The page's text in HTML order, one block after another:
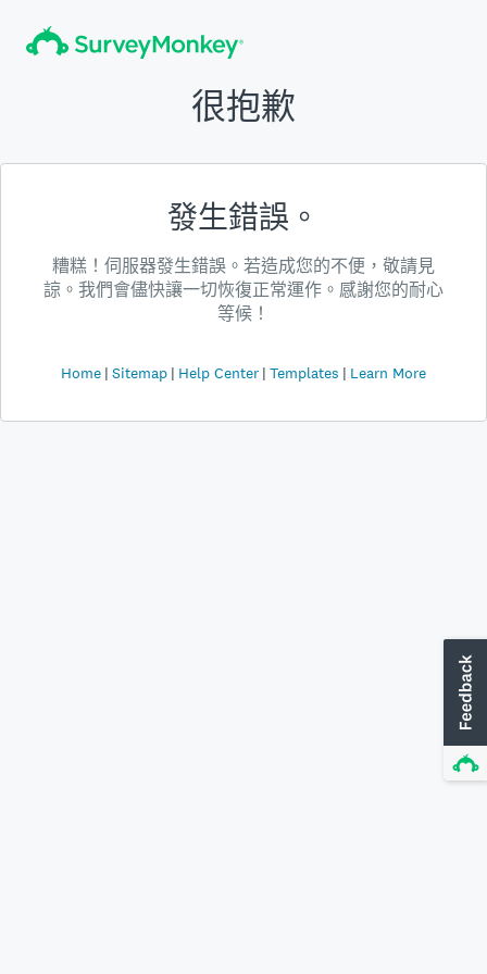
很抱歉
發生錯誤。
糟糕！伺服器發生錯誤。若造成您的不便，敬請見
諒。我們會儘快讓一切恢復正常運作。感謝您的耐心
等候！
Home Sitemap Help Center Templates Learn More